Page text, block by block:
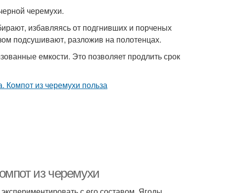
черемухи.
избавляясь от подгнивших и порченых
подсушивают, разложив на полотенцах.
емкости. Это позволяет продлить срок
из черемухи